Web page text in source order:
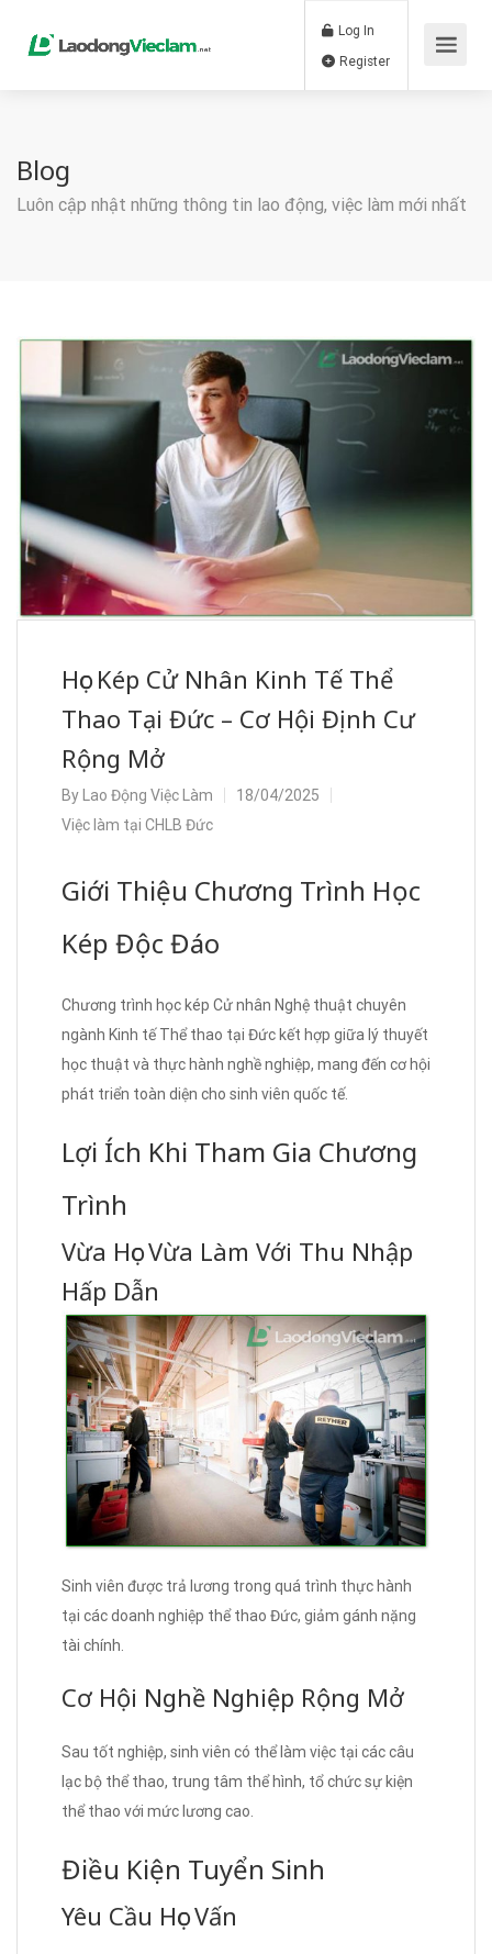
Log In
Blog
Luôn cập nhật những thông tin lao động, việc làm mới nhất
Học Kép Cử Nhân Kinh Tế Thể
Thao Tại Đức – Cơ Hội Định Cư
Rộng Mở
By Lao Động Việc Làm
18/04/2025
Việc làm tại CHLB Đức
Giới Thiệu Chương Trình Học
Kép Độc Đáo
Chương trình học kép Cử nhân Nghệ thuật chuyên
ngành Kinh tế Thể thao tại Đức kết hợp giữa lý thuyết
học thuật và thực hành nghề nghiệp, mang đến cơ hội
phát triển toàn diện cho sinh viên quốc tế.
Lợi Ích Khi Tham Gia Chương
Trình
Vừa Học Vừa Làm Với Thu Nhập
Hấp Dẫn
Sinh viên được trả lương trong quá trình thực hành
tại các doanh nghiệp thể thao Đức, giảm gánh nặng
tài chính.
Cơ Hội Nghề Nghiệp Rộng Mở
Sau tốt nghiệp, sinh viên có thể làm việc tại các câu
lạc bộ thể thao, trung tâm thể hình, tổ chức sự kiện
thể thao với mức lương cao.
Điều Kiện Tuyển Sinh
Yêu Cầu Học Vấn